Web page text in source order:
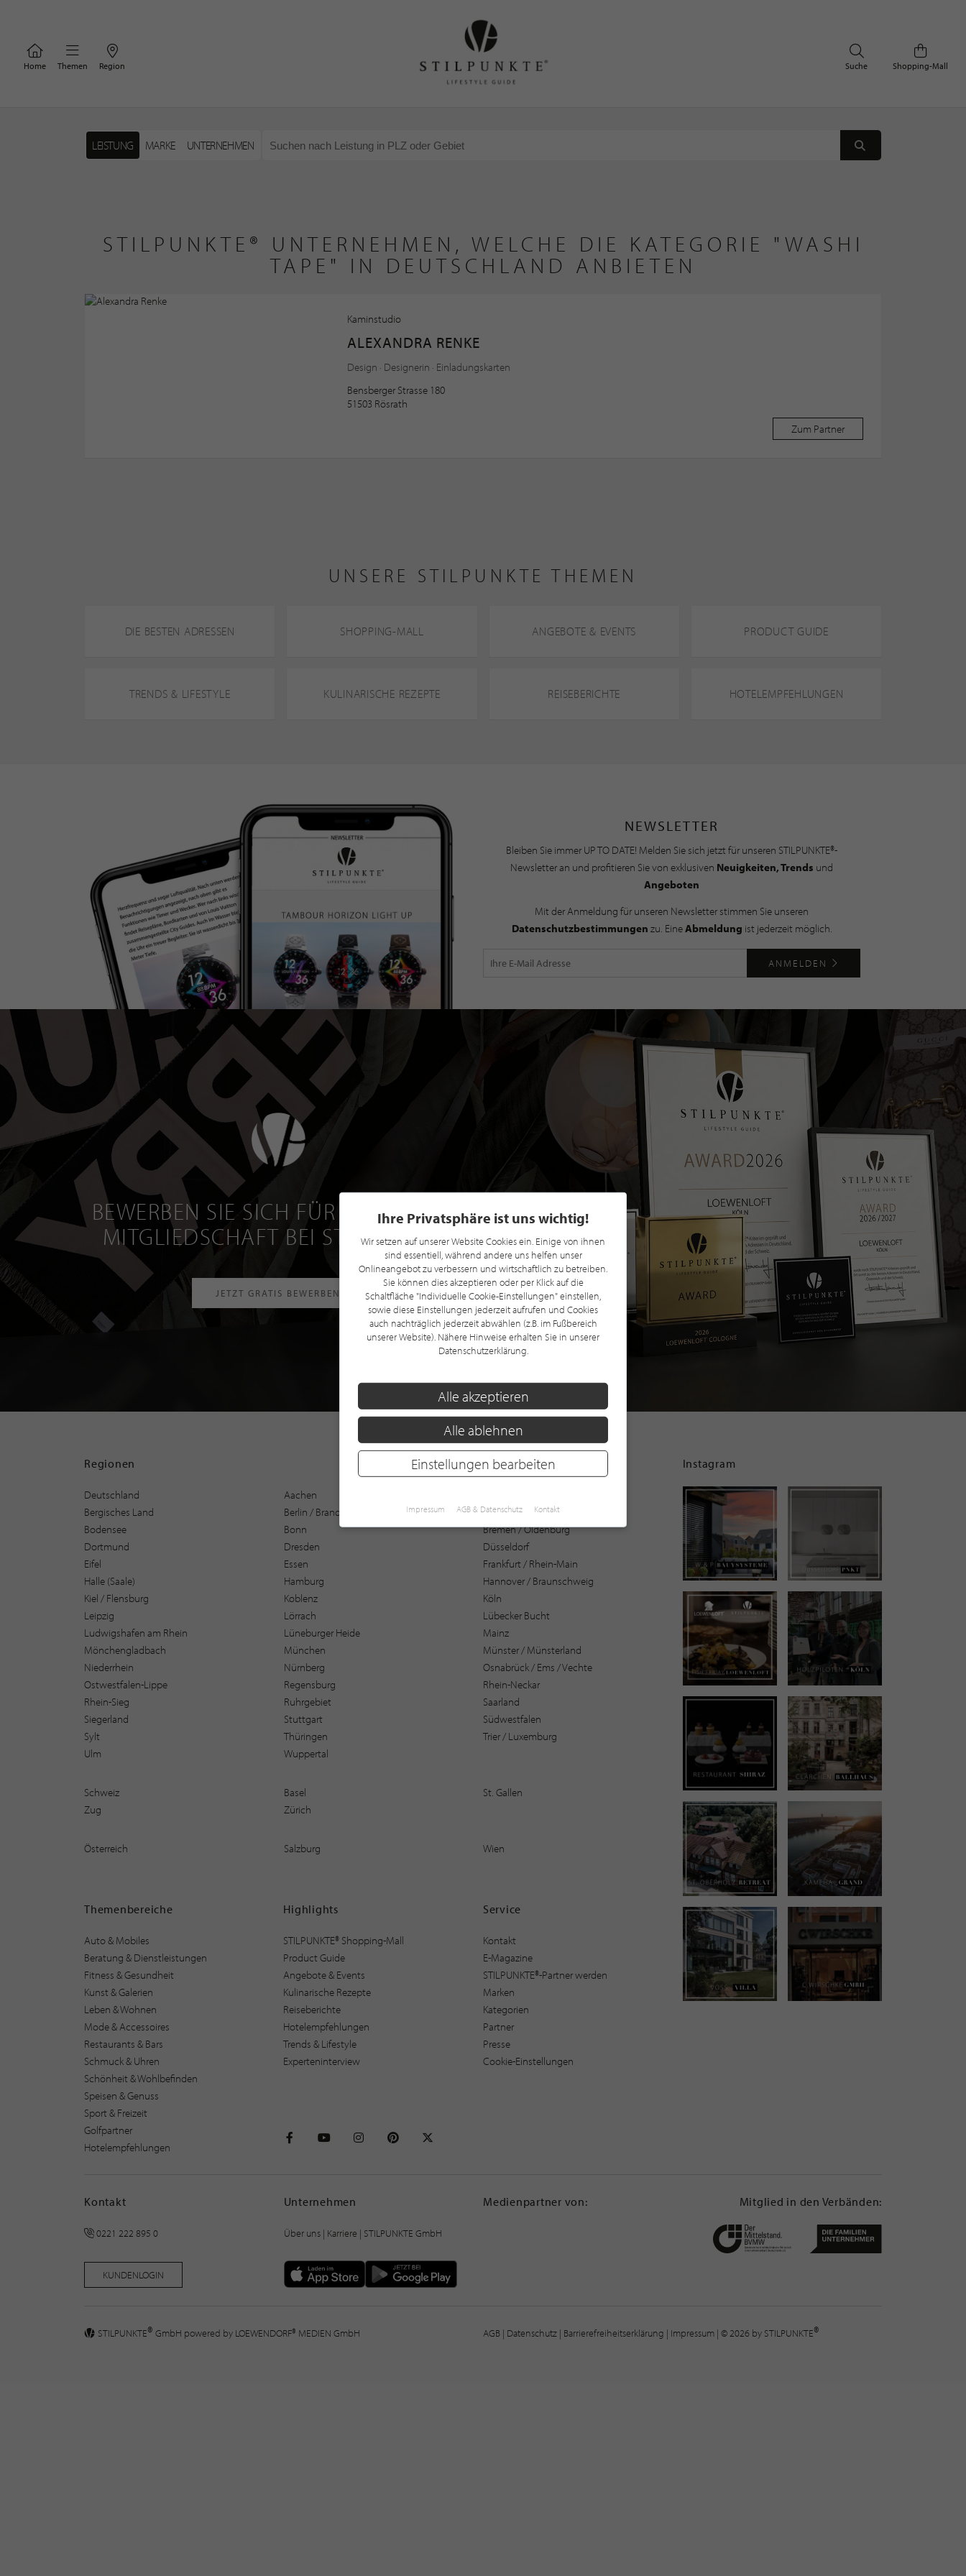
Home Themen Region Shopping-Mall
Suche
LEISTUNG MARKE UNTERNEHMEN
STILPUNKTE® UNTERNEHMEN, WELCHE DIE KATEGORIE "WASHI
TAPE" IN DEUTSCHLAND ANBIETEN
Kaminstudio
ALEXANDRA RENKE
Design · Designerin · Einladungskarten
Bensberger Strasse 180
51503 Rösrath
Zum Partner
UNSERE STILPUNKTE THEMEN
DIE BESTEN ADRESSEN SHOPPING-MALL ANGEBOTE & EVENTS PRODUCT GUIDE
TRENDS & LIFESTYLE KULINARISCHE REZEPTE REISEBERICHTE HOTELEMPFEHLUNGEN
NEWSLETTER
Bleiben Sie immer UP TO DATE! Melden Sie sich jetzt für unseren STILPUNKTE®-
Newsletter an und profitieren Sie von exklusiven Neuigkeiten, Trends und
Angeboten
Mit der Anmeldung für unseren Newsletter stimmen Sie unseren
Datenschutzbestimmungen zu. EineAbmeldung ist jederzeit möglich.
ANMELDEN
BEWERBEN SIE SICH FÜR EINE GRATIS
MITGLIEDSCHAFT BEI STILPUNKTE®
JETZT GRATIS BEWERBEN
Regionen
Deutschland Aachen
Bergisches Land
Berlin / Brandenburg
Bochum
Bodensee
Bonn
Bremen / Oldenburg
Dortmund
Dresden
Düsseldorf
Eifel
Essen
Frankfurt / Rhein-Main
Halle (Saale)
Hamburg
Hannover / Braunschweig
Kiel / Flensburg
Koblenz
Köln
Leipzig
Lörrach
Lübecker Bucht
Ludwigshafen am Rhein
Lüneburger Heide
Mainz
Mönchengladbach
München
Münster / Münsterland
Niederrhein
Nürnberg
Osnabrück / Ems / Vechte
Ostwestfalen-Lippe
Regensburg
Rhein-Neckar
Rhein-Sieg
Ruhrgebiet
Saarland
Siegerland
Stuttgart
Südwestfalen
Sylt
Thüringen
Trier / Luxemburg
Ulm
Wuppertal
Schweiz Basel
St. Gallen
Zug
Zürich
Österreich Salzburg Wien
Themenbereiche
Auto & Mobiles
Beratung & Dienstleistungen
Fitness & Gesundheit
Kunst & Galerien
Leben & Wohnen
Mode & Accessoires
Restaurants & Bars
Schmuck & Uhren
Schönheit & Wohlbefinden
Speisen & Genuss
Sport & Freizeit
Golfpartner
Hotelempfehlungen
Highlights
STILPUNKTE® Shopping-Mall
Product Guide
Angebote & Events
Kulinarische Rezepte
Reiseberichte
Hotelempfehlungen
Trends & Lifestyle
Experteninterview
Service
Kontakt
E-Magazine
STILPUNKTE®-Partner werden
Marken
Kategorien
Partner
Presse
Cookie-Einstellungen
Instagram
Kontakt
0221 222 895 0
KUNDENLOGIN
Unternehmen
Über uns| Karriere | STILPUNKTE GmbH
Medienpartner von: Mitglied in den Verbänden:
STILPUNKTE® GmbH powered by LOEWENDORF® MEDIEN GmbH AGB | Datenschutz | Barrierefreiheitserklärung | Impressum | © 2026 by STILPUNKTE®
Ihre Privatsphäre ist uns wichtig!
Wir setzen auf unserer Website Cookies ein. Einige von ihnen
sind essentiell, während andere uns helfen unser
Onlineangebot zu verbessern und wirtschaftlich zu betreiben.
Sie können dies akzeptieren oder per Klick auf die
Schaltfläche "Individuelle Cookie-Einstellungen" einstellen,
sowie diese Einstellungen jederzeit aufrufen und Cookies
auch nachträglich jederzeit abwählen (z.B. im Fußbereich
unserer Website). Nähere Hinweise erhalten Sie in unserer
Datenschutzerklärung.
Alle akzeptieren
Alle ablehnen
Einstellungen bearbeiten
Impressum AGB & Datenschutz Kontakt